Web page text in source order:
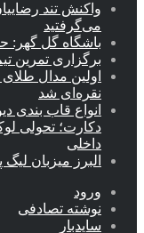
واکنش تند
می‌گرفتید
باشگاه گل گهر:
برگزاری تمرین
اولین مدال
نقره‌ای شد
انواع قاب بندی
دکارت؛ تحولی
داخلی
البرز میزبان
ورود
نوشته تصادفی
سایدبار